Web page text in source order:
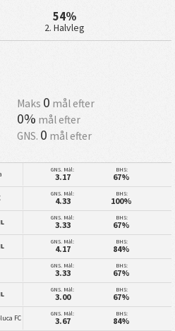
54%
2. Halvleg
Maks 0 mål efter
0% mål efter
GNS. 0 mål efter
GNS. Mål:
3.17
BHS:
67%
GNS. Mål:
4.33
BHS:
100%
GNS. Mål:
3.33
BHS:
67%
GNS. Mål:
4.17
BHS:
84%
GNS. Mål:
3.33
BHS:
67%
GNS. Mål:
3.00
BHS:
67%
FC GNS. Mål:
3.67
BHS:
84%